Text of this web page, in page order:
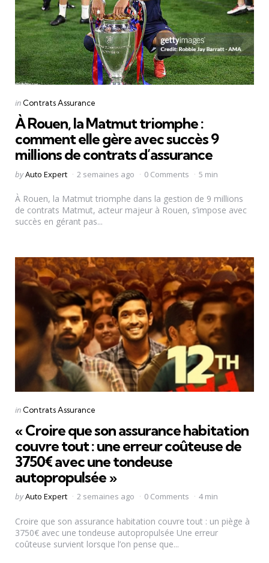
Categories
Posted
in
in Contrats Assurance
À Rouen, la Matmut triomphe :
comment elle gère avec succès 9
millions de contrats d’assurance
Posted
byAuto Expert 2 semaines ago 0 Comments 5 min
À Rouen, la Matmut triomphe dans la gestion de 9 millions
de contrats Matmut, acteur majeur à Rouen, s’impose avec
succès en gérant pas...
Categories
Posted
in Contrats Assurance
« Croire que son assurance habitation
couvre tout : une erreur coûteuse de
3750€ avec une tondeuse
autopropulsée »
Posted
byAuto Expert 2 semaines ago 0 Comments 4 min
Croire que son assurance habitation couvre tout : un piège à
3750€ avec une tondeuse autopropulsée Une erreur
coûteuse survient lorsque l’on pense que...